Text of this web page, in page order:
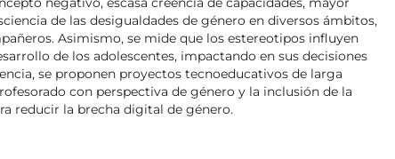
de las desigualdades de género en diversos ámbitos,
Asimismo, se mide que los estereotipos influyen
de los adolescentes, impactando en sus decisiones
se proponen proyectos tecnoeducativos de larga
con perspectiva de género y la inclusión de la
reducir la brecha digital de género.